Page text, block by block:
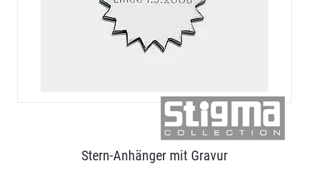
Stern-Anhänger mit Gravur